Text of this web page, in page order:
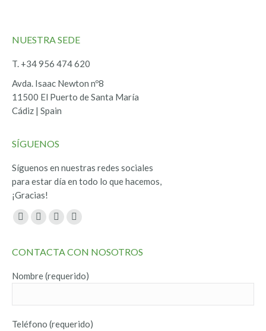
NUESTRA SEDE
T. +34 956 474 620
Avda. Isaac Newton nº8
11500 El Puerto de Santa María
Cádiz | Spain
SÍGUENOS
Síguenos en nuestras redes sociales
para estar día en todo lo que hacemos,
¡Gracias!
Encuéntranos en:
Facebook
opens
new
Twitter
opens
new
YouTube
opens
new
Instagram
opens
in
new
CONTACTA CON NOSOTROS
Nombre (requerido)
Teléfono (requerido)